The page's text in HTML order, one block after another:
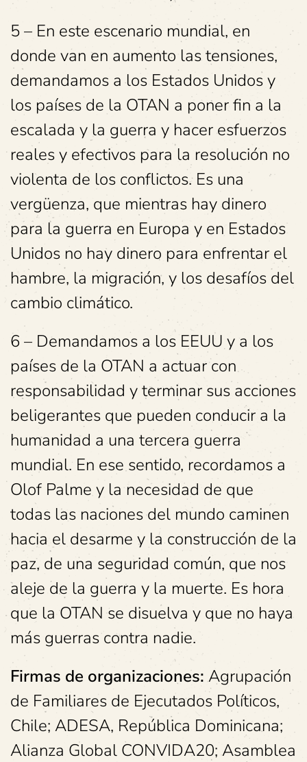
5 – En este escenario mundial, en
donde van en aumento las tensiones,
demandamos a los Estados Unidos y
los países de la OTAN a poner fin a la
escalada y la guerra y hacer esfuerzos
reales y efectivos para la resolución no
violenta de los conflictos. Es una
vergüenza, que mientras hay dinero
para la guerra en Europa y en Estados
Unidos no hay dinero para enfrentar el
hambre, la migración, y los desafíos del
cambio climático.
6 – Demandamos a los EEUU y a los
países de la OTAN a actuar con
responsabilidad y terminar sus acciones
beligerantes que pueden conducir a la
humanidad a una tercera guerra
mundial. En ese sentido, recordamos a
Olof Palme y la necesidad de que
todas las naciones del mundo caminen
hacia el desarme y la construcción de la
paz, de una seguridad común, que nos
aleje de la guerra y la muerte. Es hora
que la OTAN se disuelva y que no haya
más guerras contra nadie.
Firmas de organizaciones:Agrupación
de Familiares de Ejecutados Políticos,
Chile; ADESA, República Dominicana;
Alianza Global CONVIDA20; Asamblea